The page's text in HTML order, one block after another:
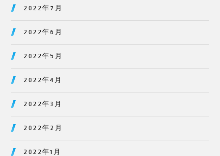
2022年7月
2022年6月
2022年5月
2022年4月
2022年3月
2022年2月
2022年1月